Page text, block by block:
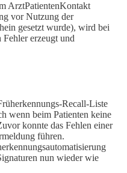
ArztPatientenKontakt
vor Nutzung der
gesetzt wurde), wird bei
erzeugt und
Recall-Liste
wenn beim Patienten keine
konnte das Fehlen einer
führen.
nun wieder wie